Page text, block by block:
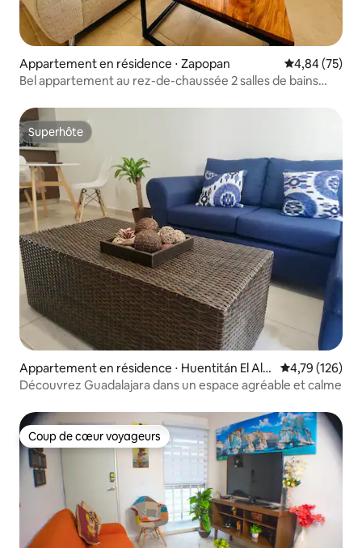
Appartement en résidence ⋅ Zapopan Évaluation
4,84 (75)
Bel appartement au rez-de-chaussée 2 salles de bains
Superhôte
Superhôte
Appartement en résidence ⋅ Huentitán El Alt
o
Évaluation
4,79 (126)
Découvrez Guadalajara dans un espace agréable et calme
Coup de cœur voyageurs
Coup de cœur voyageurs